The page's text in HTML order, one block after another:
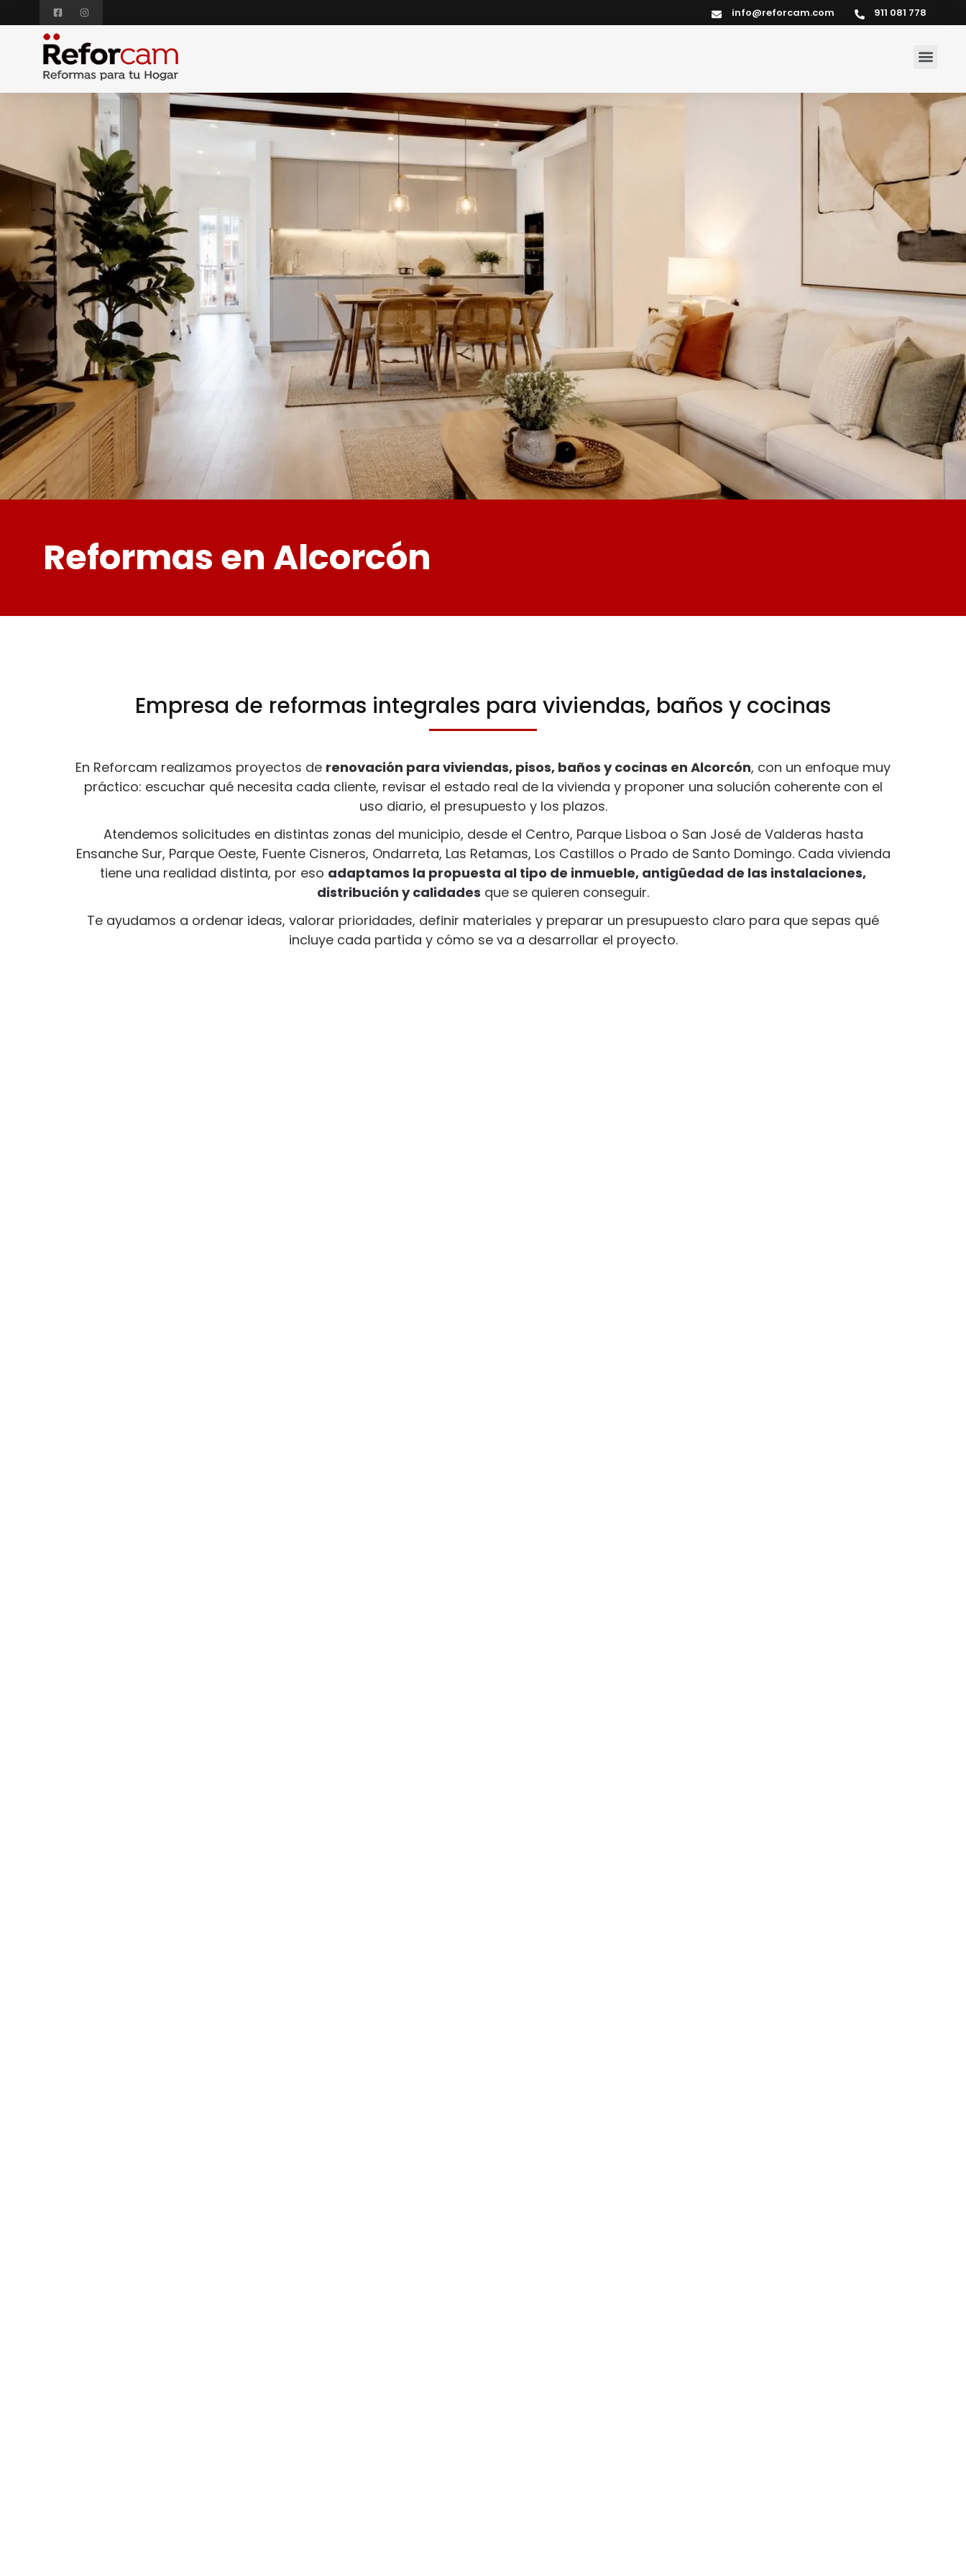
info@reforcam.com 911 081 778
Reformas en Alcorcón
Empresa de reformas integrales para viviendas, baños y cocinas
En Reforcam realizamos proyectos de renovación para viviendas, pisos, baños y cocinas en Alcorcón, con un enfoque muy
práctico: escuchar qué necesita cada cliente, revisar el estado real de la vivienda y proponer una solución coherente con el
uso diario, el presupuesto y los plazos.
Atendemos solicitudes en distintas zonas del municipio, desde el Centro, Parque Lisboa o San José de Valderas hasta
Ensanche Sur, Parque Oeste, Fuente Cisneros, Ondarreta, Las Retamas, Los Castillos o Prado de Santo Domingo. Cada vivienda
tiene una realidad distinta, por eso adaptamos la propuesta al tipo de inmueble, antigüedad de las instalaciones,
distribución y calidades que se quieren conseguir.
Te ayudamos a ordenar ideas, valorar prioridades, definir materiales y preparar un presupuesto claro para que sepas qué
incluye cada partida y cómo se va a desarrollar el proyecto.